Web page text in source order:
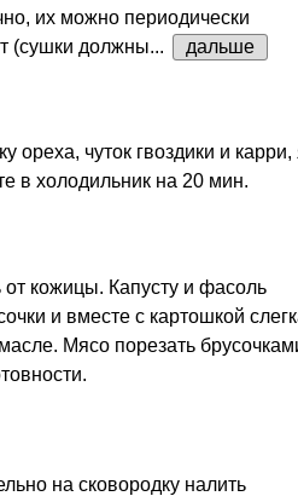
их можно периодически
(сушки должны...
дальше
чуток гвоздики и карри,
в холодильник на 20 мин.
кожицы. Капусту и фасоль
и вместе с картошкой
Мясо порезать
на сковородку налить